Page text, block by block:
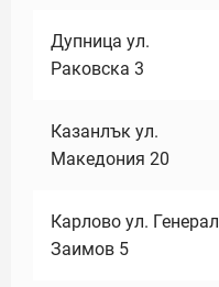
Дупница ул.
Раковска 3
Казанлък ул.
Македония 20
Карлово ул. Генерал
Заимов 5